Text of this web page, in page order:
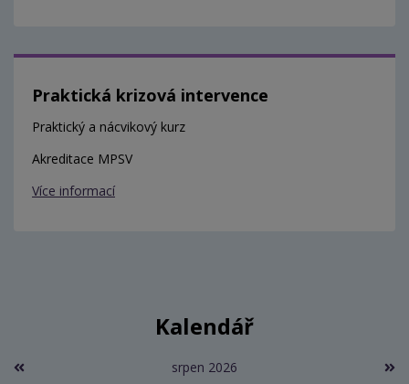
Praktická krizová intervence
Praktický a nácvikový kurz
Akreditace MPSV
Více informací
Kalendář
srpen 2026